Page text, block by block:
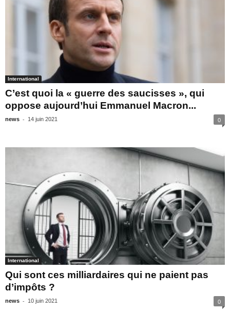
International
C’est quoi la « guerre des saucisses », qui
oppose aujourd’hui Emmanuel Macron...
news - 14 juin 2021 0
International
Qui sont ces milliardaires qui ne paient pas
d’impôts ?
news - 10 juin 2021 0